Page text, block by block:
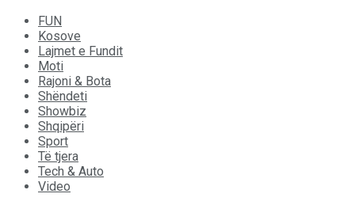
FUN
Kosove
Lajmet e Fundit
Moti
Rajoni & Bota
Shëndeti
Showbiz
Shqipëri
Sport
Të tjera
Tech & Auto
Video